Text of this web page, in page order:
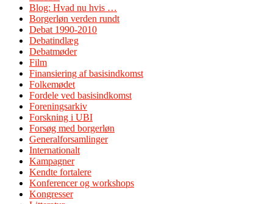
Blog: Hvad nu hvis …
Borgerløn verden rundt
Debat 1990-2010
Debatindlæg
Debatmøder
Film
Finansiering af basisindkomst
Folkemødet
Fordele ved basisindkomst
Foreningsarkiv
Forskning i UBI
Forsøg med borgerløn
Generalforsamlinger
Internationalt
Kampagner
Kendte fortalere
Konferencer og workshops
Kongresser